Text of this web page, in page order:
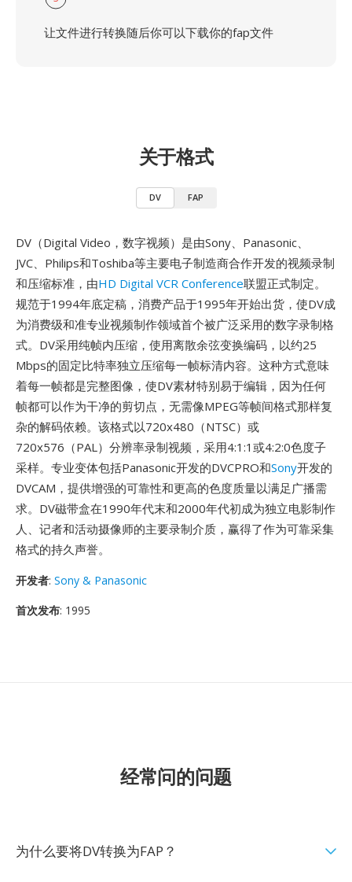
让文件进行转换随后你可以下载你的fap文件
关于格式
DV FAP
DV（Digital Video，数字视频）是由Sony、Panasonic、
JVC、Philips和Toshiba等主要电子制造商合作开发的视频录制
和压缩标准，由HD Digital VCR Conference联盟正式制定。
规范于1994年底定稿，消费产品于1995年开始出货，使DV成
为消费级和准专业视频制作领域首个被广泛采用的数字录制格
式。DV采用纯帧内压缩，使用离散余弦变换编码，以约25
Mbps的固定比特率独立压缩每一帧标清内容。这种方式意味
着每一帧都是完整图像，使DV素材特别易于编辑，因为任何
帧都可以作为干净的剪切点，无需像MPEG等帧间格式那样复
杂的解码依赖。该格式以720x480（NTSC）或
720x576（PAL）分辨率录制视频，采用4:1:1或4:2:0色度子
采样。专业变体包括Panasonic开发的DVCPRO和Sony开发的
DVCAM，提供增强的可靠性和更高的色度质量以满足广播需
求。DV磁带盒在1990年代末和2000年代初成为独立电影制作
人、记者和活动摄像师的主要录制介质，赢得了作为可靠采集
格式的持久声誉。
开发者: Sony & Panasonic
首次发布: 1995
经常问的问题
为什么要将DV转换为FAP？